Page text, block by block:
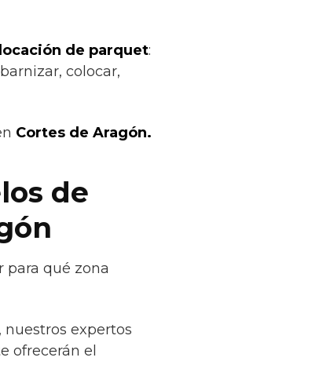
de parquet:
colocar,
Cortes de Aragón.
de
para qué zona
expertos
ofrecerán el